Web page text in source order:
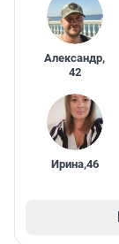
Александр,
42
Ирина,46